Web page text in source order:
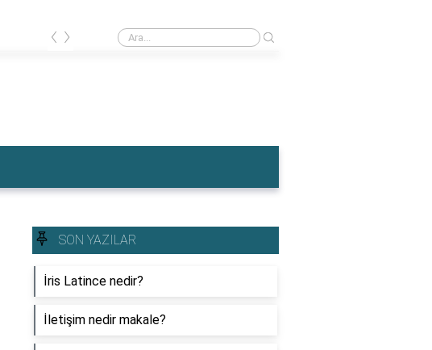
İngiltere'nin en meşhur yemeği nedir?
‹ ›
SON YAZILAR
İris Latince nedir?
İletişim nedir makale?